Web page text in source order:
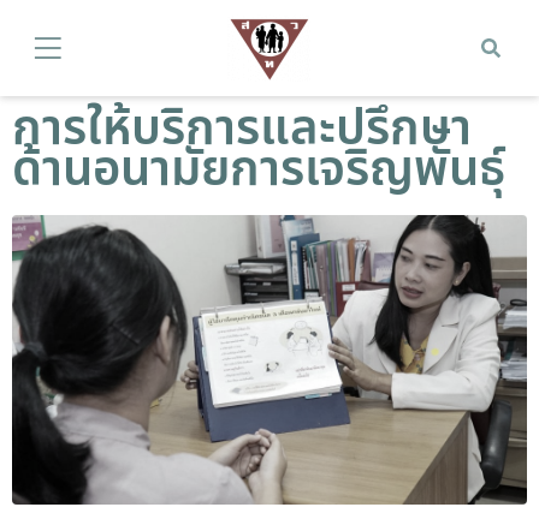
การให้บริการและปรึกษา
ด้านอนามัยการเจริญพันธุ์